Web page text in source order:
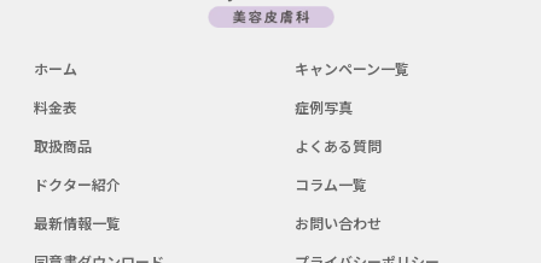
ホーム
キャンペーン一覧
料金表
症例写真
取扱商品
よくある質問
ドクター紹介
コラム一覧
最新情報一覧
お問い合わせ